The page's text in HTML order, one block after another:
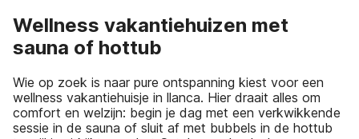
Wellness vakantiehuizen met
sauna of hottub
Wie op zoek is naar pure ontspanning kiest voor een
wellness vakantiehuisje in llanca. Hier draait alles om
comfort en welzijn: begin je dag met een verkwikkende
sessie in de sauna of sluit af met bubbels in de hottub